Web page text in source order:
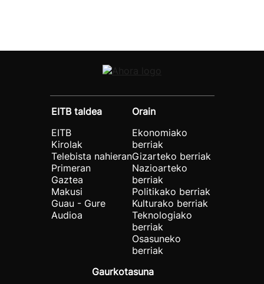
EITB taldea
EITB
Kirolak
Telebista nahieran
Primeran
Gaztea
Makusi
Guau - Gure
Audioa
Orain
Ekonomiako
berriak
Gizarteko berriak
Nazioarteko
berriak
Politikako berriak
Kulturako berriak
Teknologiako
berriak
Osasuneko
berriak
Gaurkotasuna